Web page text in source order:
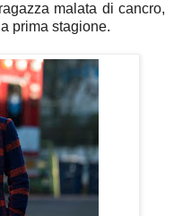
malata di cancro,
prima stagione.